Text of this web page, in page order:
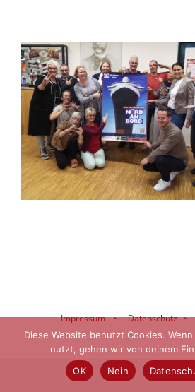
Impressum•Datenschutz•
Diese Website benutzt Cookies.
nutzt, gehen wir von deinem
OK
Nein